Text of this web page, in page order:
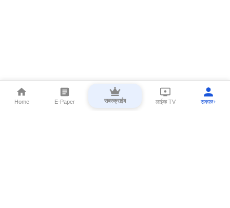
Home E-Paper सबस्क्राईब लाईव्ह TV सकाळ+